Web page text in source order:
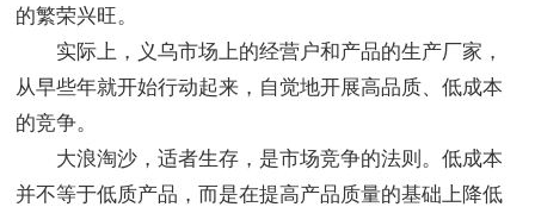
的繁荣兴旺。
实际上，义乌市场上的经营户和产品的生产厂家，
从早些年就开始行动起来，自觉地开展高品质、低成本
的竞争。
大浪淘沙，适者生存，是市场竞争的法则。低成本
并不等于低质产品，而是在提高产品质量的基础上降低